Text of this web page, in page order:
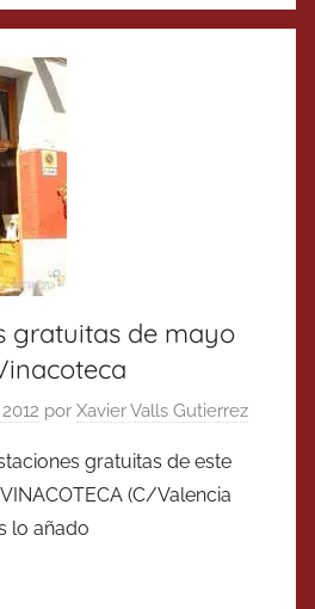
gratuitas de mayo
por Xavier Valls Gutierrez
gratuitas de este
(C/Valencia
lo añado